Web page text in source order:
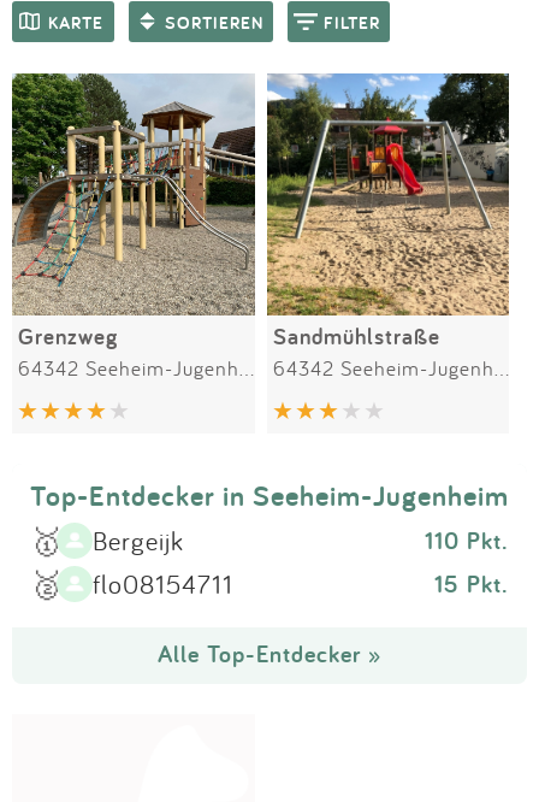
Anmelden
KARTE SORTIEREN FILTER
SPIELGERÄTE
Grenzweg
64342 Seeheim-Jugenheim
Sandmühlstraße
64342 Seeheim-Jugenheim
Top-Entdecker in Seeheim-Jugenheim
🥇 Bergeijk 110 Pkt.
🥈 flo08154711 15 Pkt.
Alle Top-Entdecker »